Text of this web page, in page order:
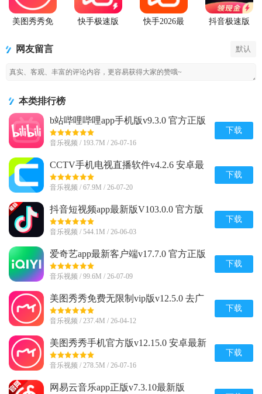
美图秀秀免
快手极速版
快手2026最
抖音极速版
网友留言 默认
本类排行榜
b站哔哩哔哩app手机版v9.3.0 官方正版
音乐视频 / 193.7M / 26-07-16
下载
CCTV手机电视直播软件v4.2.6 安卓最
新版
音乐视频 / 67.9M / 26-07-20
下载
抖音短视频app最新版V103.0.0 官方版
音乐视频 / 544.1M / 26-06-03
下载
爱奇艺app最新客户端v17.7.0 官方正版
音乐视频 / 99.6M / 26-07-09
下载
美图秀秀免费无限制vip版v12.5.0 去广
告会员版
音乐视频 / 237.4M / 26-04-12
下载
美图秀秀手机官方版v12.15.0 安卓最新
版
音乐视频 / 278.5M / 26-07-16
下载
网易云音乐app正版v7.3.10最新版